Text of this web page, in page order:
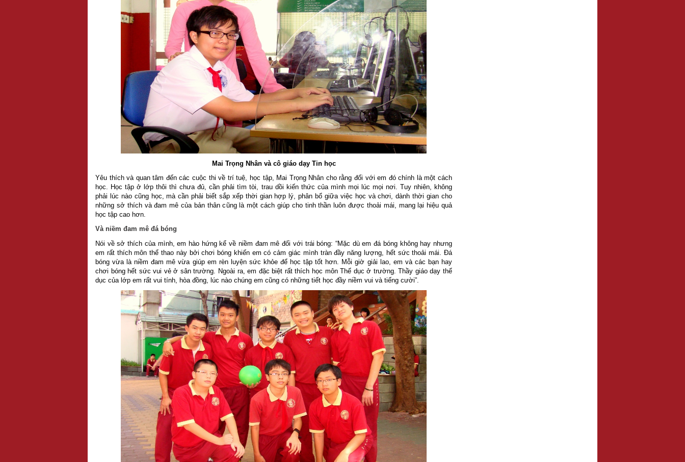
Mai Trọng Nhân và cô giáo dạy Tin học
Yêu thích và quan tâm đến các cuộc thi về trí tuệ, học tập, Mai Trọng Nhân cho rằng đối với em đó chính là một cách
học. Học tập ở lớp thôi thì chưa đủ, cần phải tìm tòi, trau dồi kiến thức của mình mọi lúc mọi nơi. Tuy nhiên, không
phải lúc nào cũng học, mà cần phải biết sắp xếp thời gian hợp lý, phân bổ giữa việc học và chơi, dành thời gian cho
những sở thích và đam mê của bản thân cũng là một cách giúp cho tinh thần luôn được thoải mái, mang lại hiệu quả
học tập cao hơn.
Và niềm đam mê đá bóng
Nói về sở thích của mình, em hào hứng kể về niềm đam mê đối với trái bóng: “Mặc dù em đá bóng không hay nhưng
em rất thích môn thể thao này bởi chơi bóng khiến em có cảm giác mình tràn đầy năng lượng, hết sức thoải mái. Đá
bóng vừa là niềm đam mê vừa giúp em rèn luyện sức khỏe để học tập tốt hơn. Mỗi giờ giải lao, em và các bạn hay
chơi bóng hết sức vui vẻ ở sân trường. Ngoài ra, em đặc biệt rất thích học môn Thể dục ở trường. Thầy giáo dạy thể
dục của lớp em rất vui tính, hòa đồng, lúc nào chúng em cũng có những tiết học đầy niềm vui và tiếng cười”.